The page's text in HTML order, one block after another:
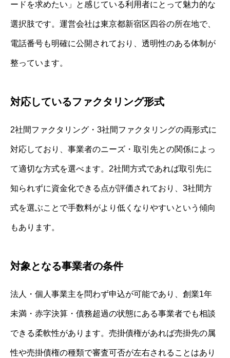
ードを求めたい」と感じている利用者にとって魅力的な
選択肢です。運営会社は東京都新宿区四谷の所在地で、
電話番号も明確に公開されており、透明性のある体制が
整っています。
対応しているファクタリング形式
2社間ファクタリング・3社間ファクタリングの両形式に
対応しており、事業者のニーズ・取引先との関係によっ
て適切な方式を選べます。2社間方式であれば取引先に
知られずに資金化できる点が評価されており、3社間方
式を選ぶことで手数料がより低くなりやすいという傾向
もあります。
対象となる事業者の条件
法人・個人事業主を問わず申込が可能であり、創業1年
未満・赤字決算・債務超過の状態にある事業者でも相談
できる柔軟性があります。売掛債権があれば売掛先の属
性や売掛債権の種類で審査可否が左右されることはあり